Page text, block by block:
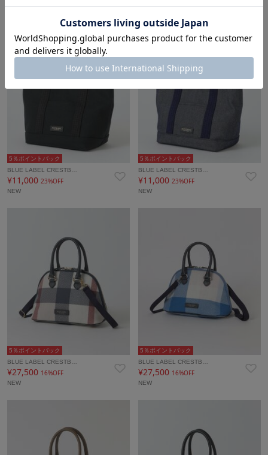
5％ポイントバック
BLUE LABEL CRESTB…
¥11,000 23%OFF
NEW
5％ポイントバック
BLUE LABEL CRESTB…
¥11,000 23%OFF
NEW
5％ポイントバック
BLUE LABEL CRESTB…
¥27,500 16%OFF
NEW
5％ポイントバック
BLUE LABEL CRESTB…
¥27,500 16%OFF
NEW